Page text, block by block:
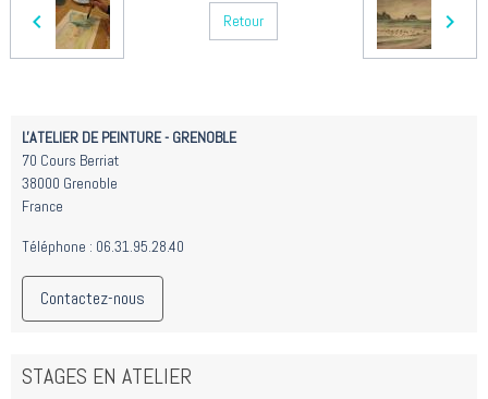
Retour
L'ATELIER DE PEINTURE - GRENOBLE
70 Cours Berriat
38000 Grenoble
France
Téléphone : 06.31.95.28.40
Contactez-nous
STAGES EN ATELIER